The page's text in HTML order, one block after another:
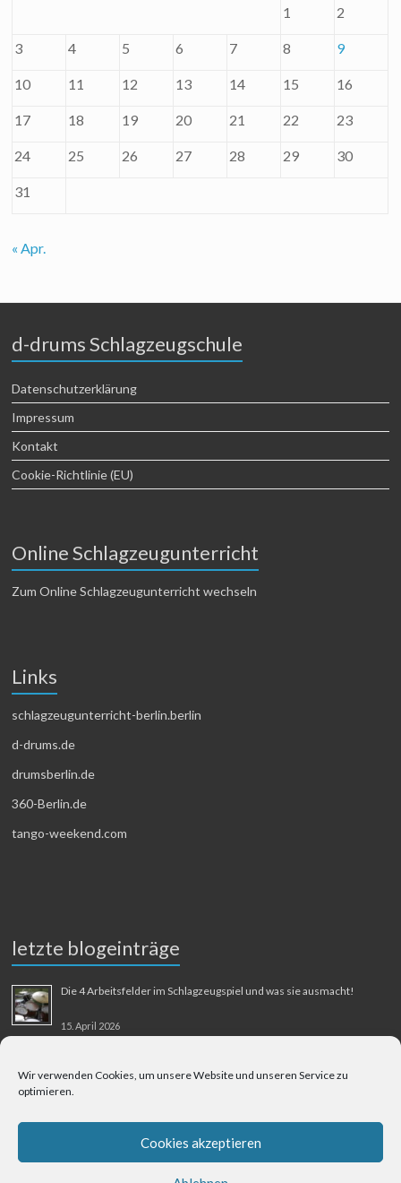
Wir verwenden Cookies, um unsere Website und unseren Service zu
optimieren.
Cookies akzeptieren
1 2
3 4 5 6 7 8 9
10 11 12 13 14 15 16
17 18 19 20 21 22 23
24 25 26 27 28 29 30
31
« Apr.
d-drums Schlagzeugschule
Datenschutzerklärung
Impressum
Kontakt
Cookie-Richtlinie (EU)
Online Schlagzeugunterricht
Zum Online Schlagzeugunterricht wechseln
Links
schlagzeugunterricht-berlin.berlin
d-drums.de
drumsberlin.de
360-Berlin.de
tango-weekend.com
letzte blogeinträge
Die 4 Arbeitsfelder im Schlagzeugspiel und was sie ausmacht!
15. April 2026
31. August 2025
Berliner Flughafen Tegel – Berlin-Bangkok